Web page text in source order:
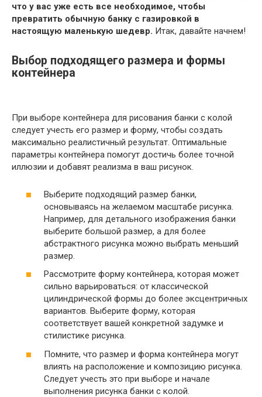
что у вас уже есть все необходимое, чтобы
превратить обычную банку с газировкой в
настоящую маленькую шедевр. Итак, давайте начнем!
Выбор подходящего размера и формы
контейнера
При выборе контейнера для рисования банки с колой
следует учесть его размер и форму, чтобы создать
максимально реалистичный результат. Оптимальные
параметры контейнера помогут достичь более точной
иллюзии и добавят реализма в ваш рисунок.
Выберите подходящий размер банки,
основываясь на желаемом масштабе рисунка.
Например, для детального изображения банки
выберите большой размер, а для более
абстрактного рисунка можно выбрать меньший
размер.
Рассмотрите форму контейнера, которая может
сильно варьироваться: от классической
цилиндрической формы до более эксцентричных
вариантов. Выберите форму, которая
соответствует вашей конкретной задумке и
стилистике рисунка.
Помните, что размер и форма контейнера могут
влиять на расположение и композицию рисунка.
Следует учесть это при выборе и начале
выполнения рисунка банки с колой.